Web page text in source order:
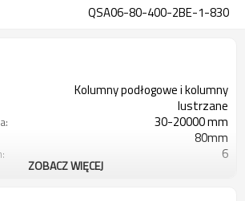
QSA06-80-400-2BE-1-830
Kolumny podłogowe i kolumny
lustrzane
30-20000 mm
80mm
6
ZOBACZ WIĘCEJ